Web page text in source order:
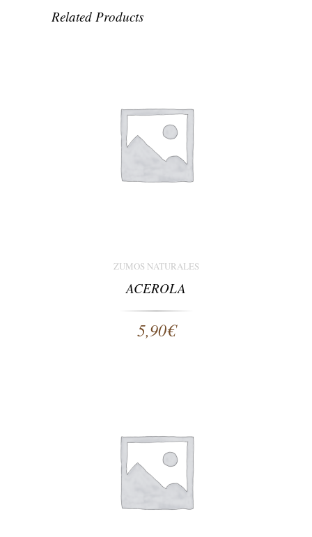
Related Products
ZUMOS NATURALES
ACEROLA
5,90€